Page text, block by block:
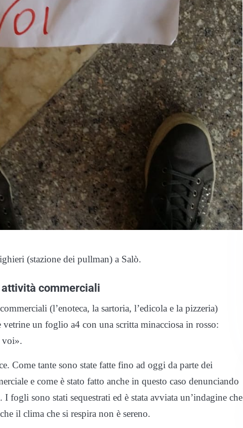
(stazione dei pullman) a Salò.
commerciali
(l’enoteca, la sartoria, l’edicola e la pizzeria)
un foglio a4 con una scritta minacciosa in rosso:
voi».
Come tante sono state fatte fino ad oggi da parte dei
e come è stato fatto anche in questo caso denunciando
sono stati sequestrati ed è stata avviata un’indagine che
il clima che si respira non è sereno.